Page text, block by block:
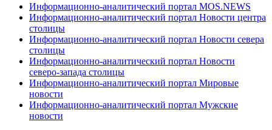
Информационно-аналитический портал MOS.NEWS
Информационно-аналитический портал Новости центра
столицы
Информационно-аналитический портал Новости севера
столицы
Информационно-аналитический портал Новости
северо-запада столицы
Информационно-аналитический портал Мировые
новости
Информационно-аналитический портал Мужские
новости